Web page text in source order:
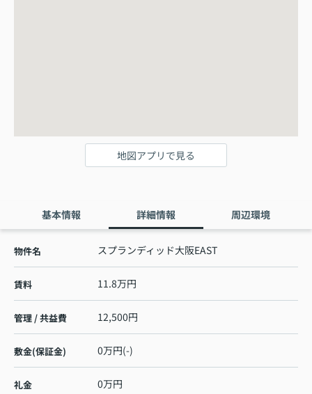
地図アプリで見る
基本情報 詳細情報 周辺環境
物件名 スプランディッド大阪EAST
賃料 11.8万円
管理 / 共益費 12,500円
敷金(保証金) 0万円(-)
礼金 0万円